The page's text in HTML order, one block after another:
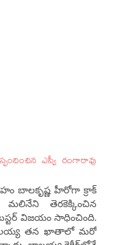
ఎస్వీ రంగారావు
బాలకృష్ణ హీరోగా క్రాక్
మలినేని తెరకెక్కించిన
విజయం సాధించింది.
తన ఖాతాలో మరో